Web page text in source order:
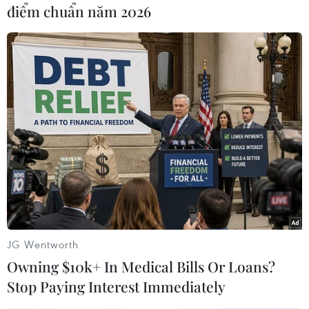
Lan./.
Trang Nhung (TTXVN)
điểm chuẩn năm 2026
JG Wentworth
Owning $10k+ In Medical Bills Or Loans?
Stop Paying Interest Immediately